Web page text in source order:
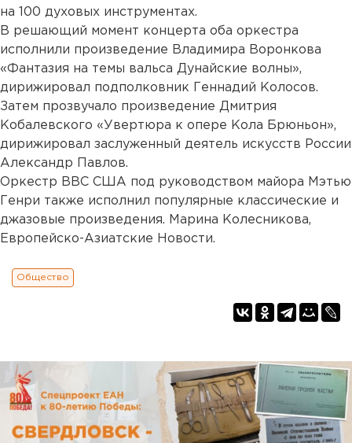
на 100 духовых инструментах.
В решающий момент концерта оба оркестра
исполнили произведение Владимира Воронкова
«Фантазия на темы вальса Дунайские волны»,
дирижировал подполковник Геннадий Колосов.
Затем прозвучало произведение Дмитрия
Кобалевского «Увертюра к опере Кола Брюньон»,
дирижировал заслуженный деятель искусств России
Александр Павлов.
Оркестр ВВС США под руководством майора Мэтью
Генри также исполнил популярные классические и
джазовые произведения. Марина Колесникова,
Европейско-Азиатские Новости.
Общество